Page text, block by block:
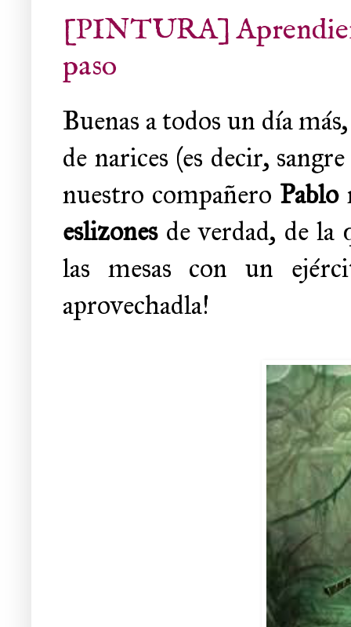
[PINTURA]
paso
Buenas a todos un día
de narices (es decir,
nuestro compañero Pablo
eslizonesde verdad, de la
las mesas con un
aprovechadla!